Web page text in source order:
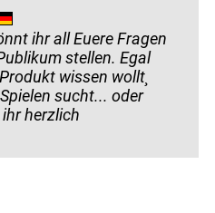
ihr all Euere Fragen
stellen. Egal
sucht... oder